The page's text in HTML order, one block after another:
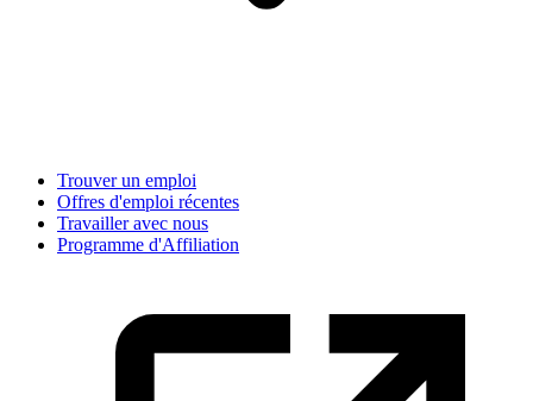
Trouver un emploi
Offres d'emploi récentes
Travailler avec nous
Programme d'Affiliation